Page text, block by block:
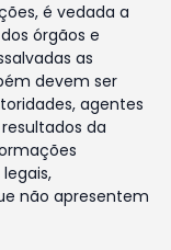
é vedada a
órgãos e
as
devem ser
agentes
da
não apresentem